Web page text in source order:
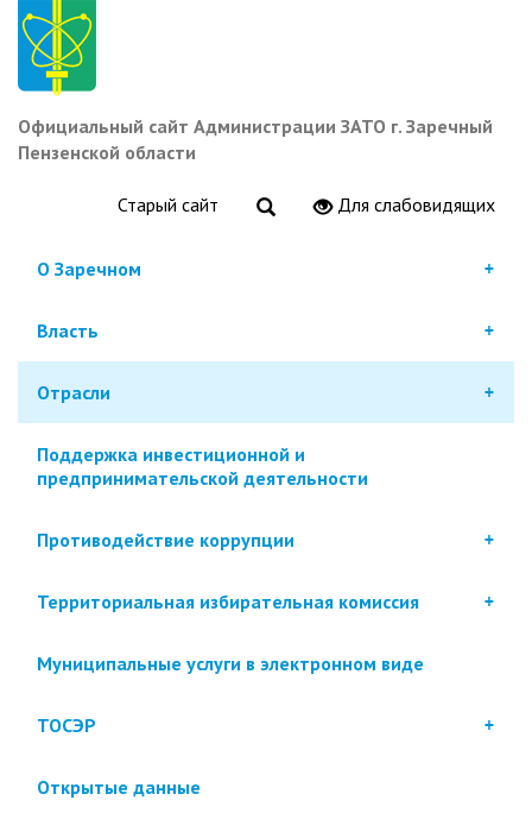
Перейти
основному
содержанию
Официальный сайт Администрации ЗАТО г. Заречный
Пензенской области
Старый сайт Для слабовидящих
О Заречном
Власть
Отрасли
Поддержка инвестиционной и
предпринимательской деятельности
Противодействие коррупции
Территориальная избирательная комиссия
Муниципальные услуги в электронном виде
ТОСЭР
Открытые данные